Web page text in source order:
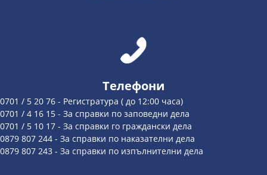
Телефони
0701 / 5 20 76 - Регистратура ( до 12:00 часа)
0701 / 4 16 15 - За справки по заповедни дела
0701 / 5 10 17 - За справки го граждански дела
0879 807 244 - За справки по наказателни дела
0879 807 243 - За справки по изпълнителни дела